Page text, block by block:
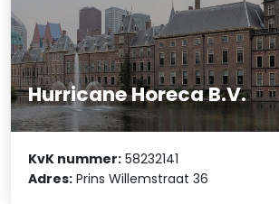
Hurricane Horeca B.V.
KvK nummer: 58232141
Adres: Prins Willemstraat 36